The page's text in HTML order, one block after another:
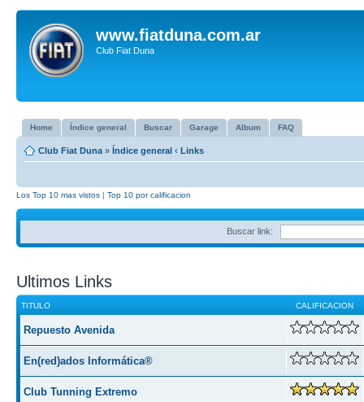
www.fiatduna.com.ar
Club Fiat Duna
Home Índice general Buscar Garage Album FAQ
Club Fiat Duna » Índice general ‹ Links
Los Top 10 mas vistos | Top 10 por calificacion
Buscar link:
Ultimos Links
TITULO CALIFICACION
Repuesto Avenida
En(red)ados Informática®
Club Tunning Extremo